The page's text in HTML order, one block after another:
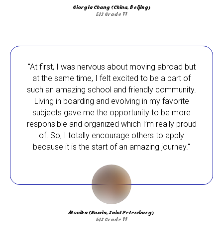
Giorgia Chang (China, Beijing)
EIS Grade 11
"At first, I was nervous about moving abroad but
at the same time, I felt excited to be a part of
such an amazing school and friendly community.
Living in boarding and evolving in my favorite
subjects gave me the opportunity to be more
responsible and organized which I’m really proud
of. So, I totally encourage others to apply
because it is the start of an amazing journey."
Monika (Russia, Saint Petersburg)
EIS Grade 11